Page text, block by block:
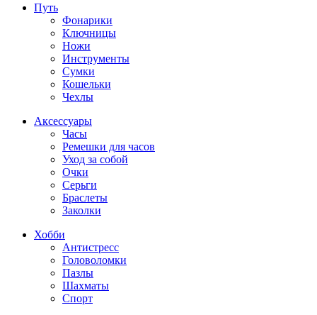
Путь
Фонарики
Ключницы
Ножи
Инструменты
Сумки
Кошельки
Чехлы
Аксессуары
Часы
Ремешки для часов
Уход за собой
Очки
Серьги
Браслеты
Заколки
Хобби
Антистресс
Головоломки
Пазлы
Шахматы
Спорт